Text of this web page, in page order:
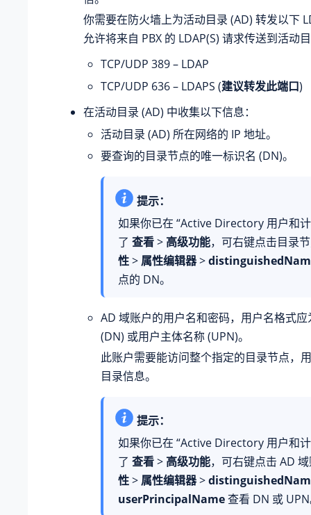
你需要在防火墙上为活动目录 (AD) 转发以下
允许将来自 PBX 的 LDAP(S) 请求传送到活动
TCP/UDP 389 – LDAP
TCP/UDP 636 – LDAPS (建议转发此端口)
在活动目录 (AD) 中收集以下信息：
活动目录 (AD) 所在网络的 IP 地址。
要查询的目录节点的唯一标识名 (DN)。
提示：
如果你已在 “Active Directory 用户和
了 查看> 高级功能，可右键点击目录
性> 属性编辑器>
点的 DN。
AD 域账户的用户名和密码，用户名格式
(DN) 或用户主体名称 (UPN)。
此账户需要能访问整个指定的目录节点，
目录信息。
提示：
如果你已在 “Active Directory 用户和
了 查看> 高级功能，可右键点击 AD
性> 属性编辑器>
userPrincipalName查看 DN 或